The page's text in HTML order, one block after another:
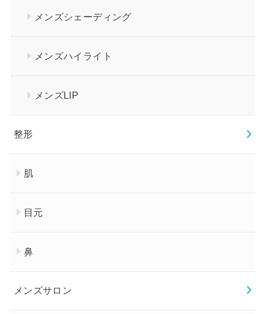
メンズシェーディング
メンズハイライト
メンズLIP
整形
肌
目元
鼻
メンズサロン